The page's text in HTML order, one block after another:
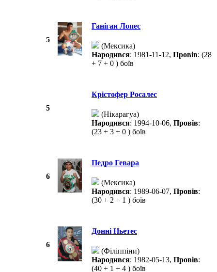
5
Ганіган Лопес
(Мексика)
Народився: 1981-11-12, Провів: (28
+ 7 + 0 ) боїв
5
Крістофер Росалес
(Нікарагуа)
Народився: 1994-10-06, Провів:
(23 + 3 + 0 ) боїв
6
Педро Гевара
(Мексика)
Народився: 1989-06-07, Провів:
(30 + 2 + 1 ) боїв
6
Донні Ньетес
(Філіппіни)
Народився: 1982-05-13, Провів:
(40 + 1 + 4 ) боїв